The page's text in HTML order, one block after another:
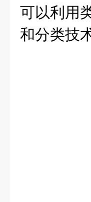
可以利用
和分类技